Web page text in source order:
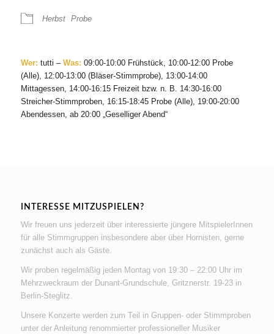
Herbst Probe
Wer: tutti – Was: 09:00-10:00 Frühstück, 10:00-12:00 Probe
(Alle), 12:00-13:00 (Bläser-Stimmprobe), 13:00-14:00
Mittagessen, 14:00-16:15 Freizeit bzw. n. B. 14:30-16:00
Streicher-Stimmproben, 16:15-18:45 Probe (Alle), 19:00-20:00
Abendessen, ab 20:00 „Geselliger Abend“
INTERESSE MITZUSPIELEN?
Wir freuen uns jederzeit über interessierte jüngere MitspielerInnen
für alle Stimmgruppen insbesondere aber über Hornisten, gerne
zunächst auch als Gäste.
Wir proben regelmäßig jeden Montag von 19:30 – 22:00 Uhr im
Mehrzweckraum der Dunant-Grundschule, Gritznerstr. 19-23 in
Berlin-Steglitz.
Unsere Konzerte werden zum Teil in Gruppen- oder Stimmproben
unter der Anleitung renommierter professioneller Musiker